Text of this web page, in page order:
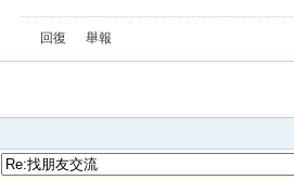
回復
舉報